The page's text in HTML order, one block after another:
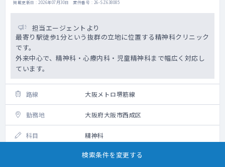
掲載更新日 : 2026年07月30日 案件番号 : 26-SZ638085
担当エージェントより
最寄り駅徒歩1分という抜群の立地に位置する精神科クリニック
です。
外来中心で、精神科・心療内科・児童精神科まで幅広く対応し
ています。
路線 大阪メトロ堺筋線
勤務地 大阪府大阪市西成区
科目 精神科
2026年8月17日（月） 14:00～18:00
検索条件を変更する